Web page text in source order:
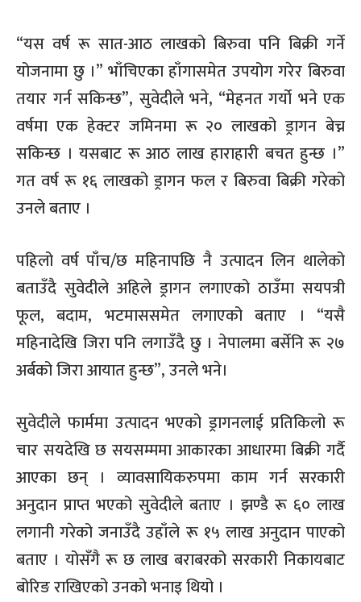
“यस वर्ष रू सात-आठ लाखको बिरुवा पनि बिक्री गर्ने
योजनामा छु ।” भाँचिएका हाँगासमेत उपयोग गरेर बिरुवा
तयार गर्न सकिन्छ”, सुवेदीले भने, “मेहनत गर्यो भने एक
वर्षमा एक हेक्टर जमिनमा रू २० लाखको ड्रागन बेच्न
सकिन्छ । यसबाट रू आठ लाख हाराहारी बचत हुन्छ ।”
गत वर्ष रू १६ लाखको ड्रागन फल र बिरुवा बिक्री गरेको
उनले बताए ।
पहिलो वर्ष पाँच/छ महिनापछि नै उत्पादन लिन थालेको
बताउँदै सुवेदीले अहिले ड्रागन लगाएको ठाउँमा सयपत्री
फूल,बदाम, भटमाससमेत लगाएको बताए । “यसै
महिनादेखि जिरा पनि लगाउँदै छु । नेपालमा बर्सेनि रू २७
अर्बको जिरा आयात हुन्छ”,उनले भने।
सुवेदीले फार्ममा उत्पादन भएको ड्रागनलाई प्रतिकिलो रू
चार सयदेखि छ सयसम्ममा आकारका आधारमा बिक्री गर्दै
आएका छन् । व्यावसायिकरुपमा काम गर्न सरकारी
अनुदान प्राप्त भएको सुवेदीले बताए । झण्डै रू ६० लाख
लगानी गरेको जनाउँदै उहाँले रू १५ लाख अनुदान पाएको
बताए । योसँगै रू छ लाख बराबरको सरकारी निकायबाट
बोरिङ राखिएको उनको भनाइ थियो ।